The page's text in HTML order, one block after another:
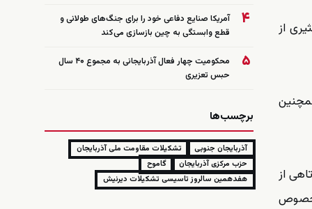
از
از
خصوص
۴
آمریکا صنایع دفاعی خود را برای جنگ‌های طولانی و
قطع وابستگی به چین بازسازی می‌کند
۵
محکومیت چهار فعال آذربایجانی به مجموع ۴۰ سال
حبس تعزیری
برچسب‌ها
آذربایجان جنوبی
تشکیلات مقاومت ملی آذربایجان
حزب مرکزی آذربایجان
گاموح
هفدهمین سالروز تاسیسی تشکیلات دیرنیش